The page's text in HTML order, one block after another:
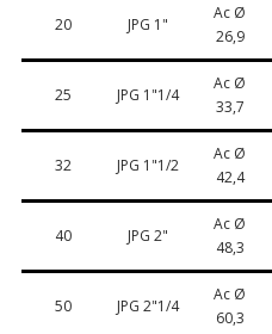
20 JPG 1"
Ac Ø
26,9
25 JPG 1"1/4
Ac Ø
33,7
32 JPG 1"1/2
Ac Ø
42,4
40 JPG 2"
Ac Ø
48,3
50 JPG 2"1/4
Ac Ø
60,3